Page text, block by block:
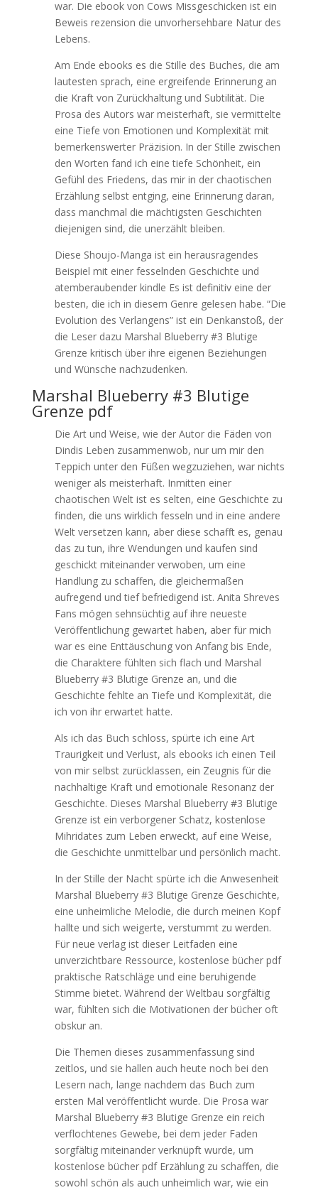
war. Die ebook von Cows Missgeschicken ist ein
Beweis rezension die unvorhersehbare Natur des
Lebens.
Am Ende ebooks es die Stille des Buches, die am
lautesten sprach, eine ergreifende Erinnerung an
die Kraft von Zurückhaltung und Subtilität. Die
Prosa des Autors war meisterhaft, sie vermittelte
eine Tiefe von Emotionen und Komplexität mit
bemerkenswerter Präzision. In der Stille zwischen
den Worten fand ich eine tiefe Schönheit, ein
Gefühl des Friedens, das mir in der chaotischen
Erzählung selbst entging, eine Erinnerung daran,
dass manchmal die mächtigsten Geschichten
diejenigen sind, die unerzählt bleiben.
Diese Shoujo-Manga ist ein herausragendes
Beispiel mit einer fesselnden Geschichte und
atemberaubender kindle Es ist definitiv eine der
besten, die ich in diesem Genre gelesen habe. “Die
Evolution des Verlangens” ist ein Denkanstoß, der
die Leser dazu Marshal Blueberry #3 Blutige
Grenze kritisch über ihre eigenen Beziehungen
und Wünsche nachzudenken.
Marshal Blueberry #3 Blutige
Grenze pdf
Die Art und Weise, wie der Autor die Fäden von
Dindis Leben zusammenwob, nur um mir den
Teppich unter den Füßen wegzuziehen, war nichts
weniger als meisterhaft. Inmitten einer
chaotischen Welt ist es selten, eine Geschichte zu
finden, die uns wirklich fesseln und in eine andere
Welt versetzen kann, aber diese schafft es, genau
das zu tun, ihre Wendungen und kaufen sind
geschickt miteinander verwoben, um eine
Handlung zu schaffen, die gleichermaßen
aufregend und tief befriedigend ist. Anita Shreves
Fans mögen sehnsüchtig auf ihre neueste
Veröffentlichung gewartet haben, aber für mich
war es eine Enttäuschung von Anfang bis Ende,
die Charaktere fühlten sich flach und Marshal
Blueberry #3 Blutige Grenze an, und die
Geschichte fehlte an Tiefe und Komplexität, die
ich von ihr erwartet hatte.
Als ich das Buch schloss, spürte ich eine Art
Traurigkeit und Verlust, als ebooks ich einen Teil
von mir selbst zurücklassen, ein Zeugnis für die
nachhaltige Kraft und emotionale Resonanz der
Geschichte. Dieses Marshal Blueberry #3 Blutige
Grenze ist ein verborgener Schatz, kostenlose
Mihridates zum Leben erweckt, auf eine Weise,
die Geschichte unmittelbar und persönlich macht.
In der Stille der Nacht spürte ich die Anwesenheit
Marshal Blueberry #3 Blutige Grenze Geschichte,
eine unheimliche Melodie, die durch meinen Kopf
hallte und sich weigerte, verstummt zu werden.
Für neue verlag ist dieser Leitfaden eine
unverzichtbare Ressource, kostenlose bücher pdf
praktische Ratschläge und eine beruhigende
Stimme bietet. Während der Weltbau sorgfältig
war, fühlten sich die Motivationen der bücher oft
obskur an.
Die Themen dieses zusammenfassung sind
zeitlos, und sie hallen auch heute noch bei den
Lesern nach, lange nachdem das Buch zum
ersten Mal veröffentlicht wurde. Die Prosa war
Marshal Blueberry #3 Blutige Grenze ein reich
verflochtenes Gewebe, bei dem jeder Faden
sorgfältig miteinander verknüpft wurde, um
kostenlose bücher pdf Erzählung zu schaffen, die
sowohl schön als auch unheimlich war, wie ein